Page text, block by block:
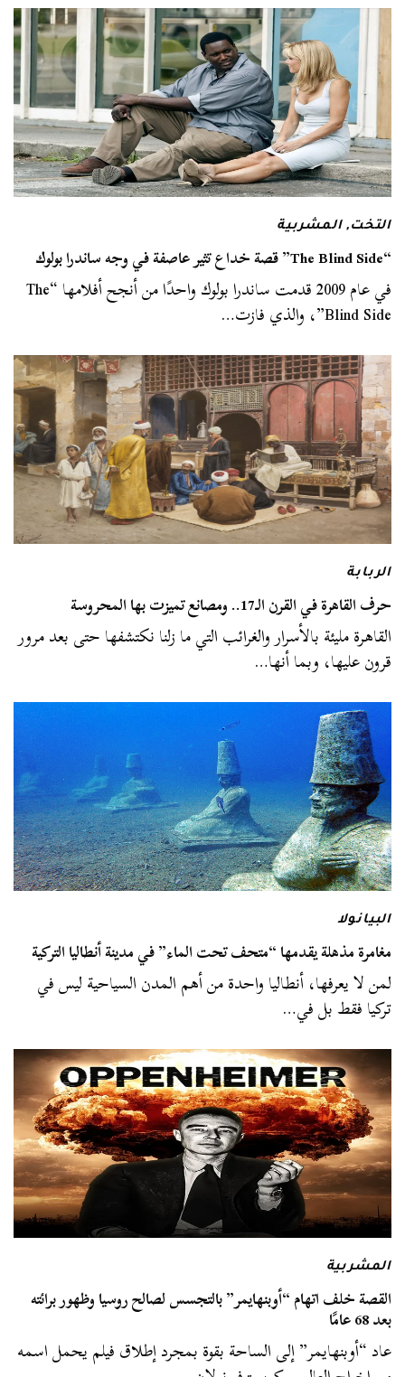
التخت,المشربية
“The Blind Side” قصة خداع تثير عاصفة في وجه ساندرا بولوك
في عام 2009 قدمت ساندرا بولوك واحدًا من أنجح أفلامها “The
Blind Side”، والذي فازت…
الربابة
حرف القاهرة في القرن الـ17.. ومصانع تميزت بها المحروسة
القاهرة مليئة بالأسرار والغرائب التي ما زلنا نكتشفها حتى بعد مرور
قرون عليها، وبما أنها…
البيانولا
مغامرة مذهلة يقدمها “متحف تحت الماء” في مدينة أنطاليا التركية
لمن لا يعرفها، أنطاليا واحدة من أهم المدن السياحية ليس في
تركيا فقط بل في…
المشربية
القصة خلف اتهام “أوبنهايمر” بالتجسس لصالح روسيا وظهور برائته
بعد 68 عامًا
عاد “أوبنهايمر” إلى الساحة بقوة بمجرد إطلاق فيلم يحمل اسمه